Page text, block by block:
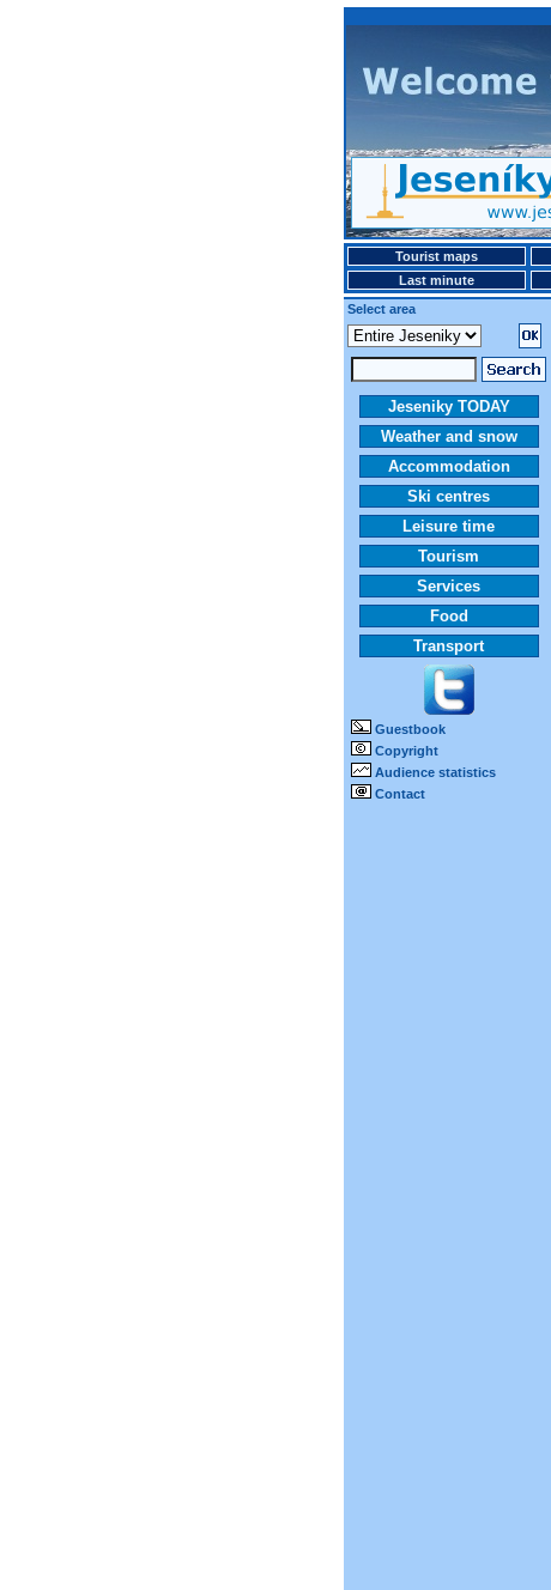
Tourist maps
Last minute
Select area
Jeseniky TODAY
Weather and snow
Accommodation
Ski centres
Leisure time
Tourism
Services
Food
Transport
Guestbook
Copyright
Audience statistics
Contact